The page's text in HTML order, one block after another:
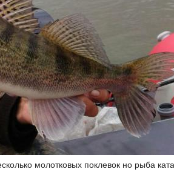
молотковых поклевок но рыба